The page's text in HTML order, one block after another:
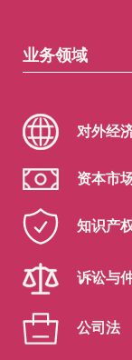
业务领域
对外经
资本市
知识产
诉讼与
公司法